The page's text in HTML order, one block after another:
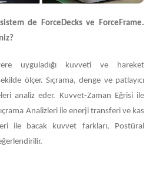
de ForceDecks ve ForceFrame.
uyguladığı kuvveti ve hareket
ölçer. Sıçrama, denge ve patlayıcı
analiz eder. Kuvvet-Zaman Eğrisi ile
Analizleri ile enerji transferi ve kas
ile bacak kuvvet farkları, Postüral